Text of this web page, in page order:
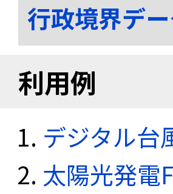
行政境界デ
利用例
デジタル台
太陽光発電